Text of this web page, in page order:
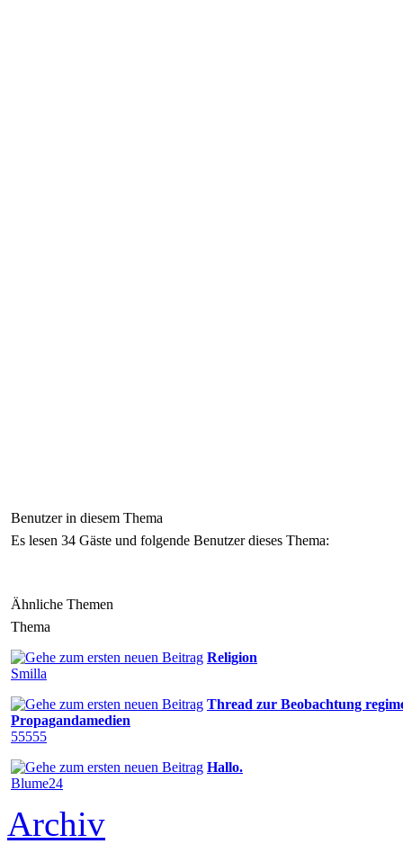
Benutzer in diesem Thema
Es lesen 34 Gäste und folgende Benutzer dieses Thema:
Ähnliche Themen
Thema
Religion
Smilla
Thread zur Beobachtung
Propagandamedien
55555
Hallo.
Blume24
Archiv